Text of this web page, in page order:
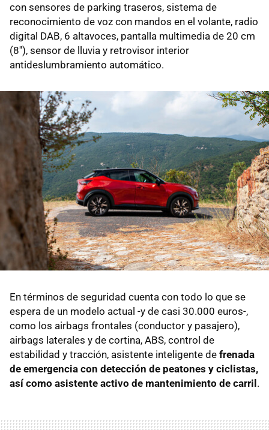
con sensores de parking traseros, sistema de
reconocimiento de voz con mandos en el volante, radio
digital DAB, 6 altavoces, pantalla multimedia de 20 cm
(8''), sensor de lluvia y retrovisor interior
antideslumbramiento automático.
En términos de seguridad cuenta con todo lo que se
espera de un modelo actual -y de casi 30.000 euros-,
como los airbags frontales (conductor y pasajero),
airbags laterales y de cortina, ABS, control de
estabilidad y tracción, asistente inteligente de frenada
de emergencia con detección de peatones y ciclistas,
así como asistente activo de mantenimiento de carril.